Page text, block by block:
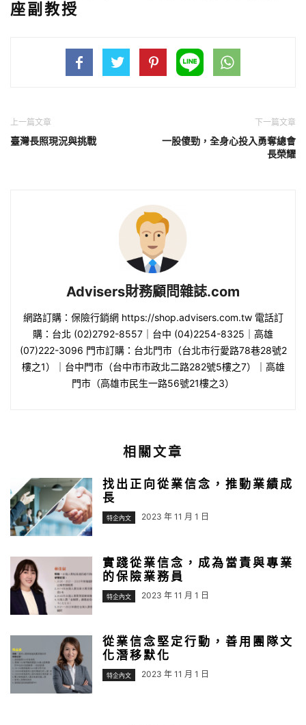
座副教授
上一篇文章
臺灣長照現況與挑戰
下一篇文章
一股傻勁，全身心投入勇奪總會
長榮耀
Advisers財務顧問雜誌.com
網路訂購：保險行銷網 https://shop.advisers.com.tw 電話訂
購：台北 (02)2792-8557｜台中 (04)2254-8325｜高雄
(07)222-3096 門市訂購：台北門市（台北市行愛路78巷28號2
樓之1）｜台中門市（台中市市政北二路282號5樓之7）｜高雄
門市（高雄市民生一路56號21樓之3）
相關文章
找出正向從業信念，推動業績成
長
特企內文 2023 年 11 月 1 日
實踐從業信念，成為當責與專業
的保險業務員
特企內文 2023 年 11 月 1 日
從業信念堅定行動，善用團隊文
化潛移默化
特企內文 2023 年 11 月 1 日